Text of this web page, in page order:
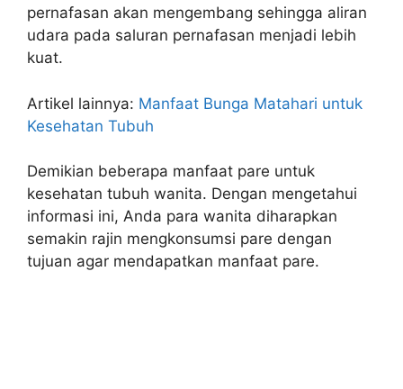
pernafasan akan mengembang sehingga aliran
udara pada saluran pernafasan menjadi lebih
kuat.
Artikel lainnya: Manfaat Bunga Matahari untuk
Kesehatan Tubuh
Demikian beberapa manfaat pare untuk
kesehatan tubuh wanita. Dengan mengetahui
informasi ini, Anda para wanita diharapkan
semakin rajin mengkonsumsi pare dengan
tujuan agar mendapatkan manfaat pare.